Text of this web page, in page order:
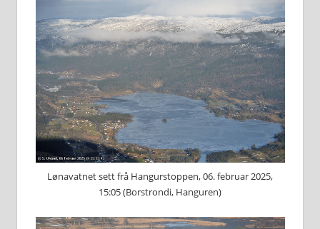
Lønavatnet sett frå Hangurstoppen, 06. februar 2025,
15:05 (Borstrondi, Hanguren)